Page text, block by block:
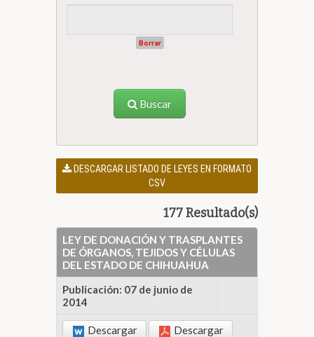
Borrar
Buscar
DESCARGAR LISTADO DE LEYES EN FORMATO
CSV
177 Resultado(s)
LEY DE DONACIÓN Y TRASPLANTES
DE ÓRGANOS, TEJIDOS Y CÉLULAS
DEL ESTADO DE CHIHUAHUA
Publicación: 07 de junio de
2014
Descargar
Descargar